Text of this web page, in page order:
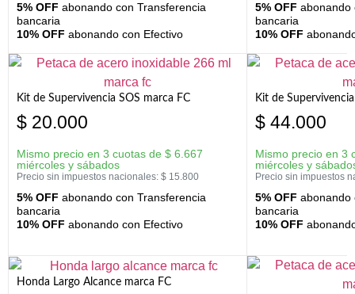
5% OFF abonando con Transferencia
bancaria
10% OFF abonando con Efectivo
5% OFF abonando
bancaria
10% OFF
Kit de Supervivencia SOS marca FC
$ 20.000
Mismo precio en 3 cuotas de $ 6.667
miércoles y sábados
Precio sin impuestos nacionales: $ 15.800
5% OFF abonando con Transferencia
bancaria
10% OFF abonando con Efectivo
Kit de
$ 44.000
Mismo precio en 3
miércoles y
Precio sin impuestos
5% OFF abonando
bancaria
10% OFF
Honda Largo Alcance marca FC